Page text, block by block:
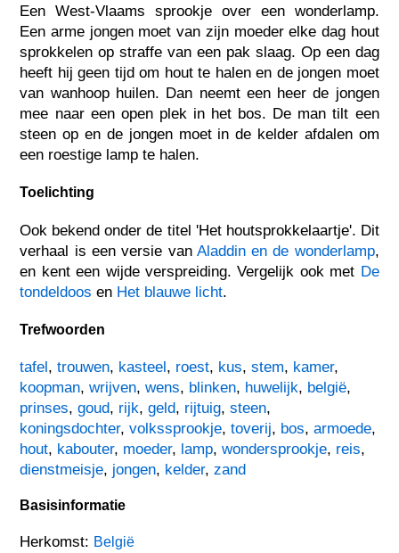
Een West-Vlaams sprookje over een wonderlamp.
Een arme jongen moet van zijn moeder elke dag hout
sprokkelen op straffe van een pak slaag. Op een dag
heeft hij geen tijd om hout te halen en de jongen moet
van wanhoop huilen. Dan neemt een heer de jongen
mee naar een open plek in het bos. De man tilt een
steen op en de jongen moet in de kelder afdalen om
een roestige lamp te halen.
Toelichting
Ook bekend onder de titel 'Het houtsprokkelaartje'. Dit
verhaal is een versie van Aladdin en de wonderlamp,
en kent een wijde verspreiding. Vergelijk ook met De
tondeldoos en Het blauwe licht.
Trefwoorden
tafel,trouwen, kasteel, roest, kus,stem, kamer,
koopman,wrijven,wens, blinken, huwelijk, belgië,
prinses,goud, rijk,geld, rijtuig,steen,
koningsdochter,volkssprookje,toverij, bos,armoede,
hout, kabouter, moeder, lamp,wondersprookje, reis,
dienstmeisje, jongen, kelder,zand
Basisinformatie
Herkomst: België